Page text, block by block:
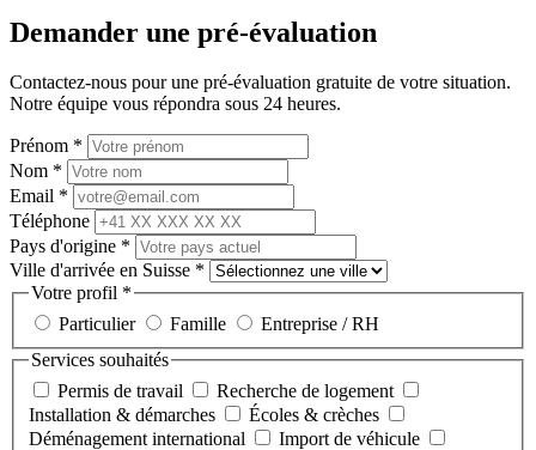
Demander une pré-évaluation
Contactez-nous pour une pré-évaluation gratuite de votre situation.
Notre équipe vous répondra sous 24 heures.
Prénom *
Nom *
Email *
Téléphone
Pays d'origine *
Ville d'arrivée en Suisse *
Votre profil *
Particulier
Famille
Entreprise / RH
Services souhaités
Permis de travail
Recherche de logement
Installation & démarches
Écoles & crèches
Déménagement international
Import de véhicule